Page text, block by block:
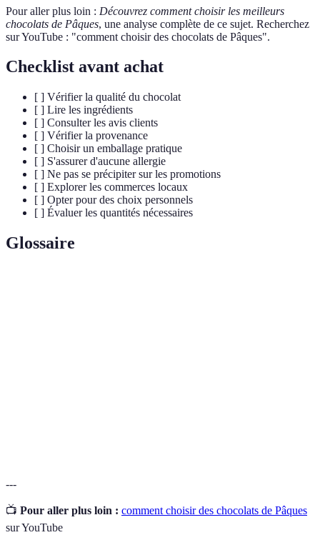
Pour aller plus loin : Découvrez comment choisir les meilleurs
chocolats de Pâques, une analyse complète de ce sujet. Recherchez
sur YouTube : "comment choisir des chocolats de Pâques".
Checklist avant achat
[ ] Vérifier la qualité du chocolat
[ ] Lire les ingrédients
[ ] Consulter les avis clients
[ ] Vérifier la provenance
[ ] Choisir un emballage pratique
[ ] S'assurer d'aucune allergie
[ ] Ne pas se précipiter sur les promotions
[ ] Explorer les commerces locaux
[ ] Opter pour des choix personnels
[ ] Évaluer les quantités nécessaires
Glossaire
---
📺 Pour aller plus loin : comment choisir des chocolats de Pâques
sur YouTube